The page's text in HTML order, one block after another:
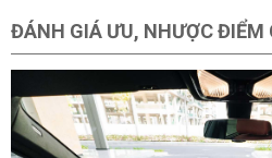
ĐÁNH GIÁ ƯU, NHƯỢC ĐIỂM